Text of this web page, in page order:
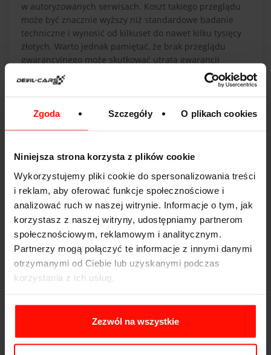
Zgoda Szczegóły O plikach cookies
Niniejsza strona korzysta z plików cookie
Wykorzystujemy pliki cookie do spersonalizowania treści
i reklam, aby oferować funkcje społecznościowe i
analizować ruch w naszej witrynie. Informacje o tym, jak
korzystasz z naszej witryny, udostępniamy partnerom
społecznościowym, reklamowym i analitycznym.
Partnerzy mogą połączyć te informacje z innymi danymi
otrzymanymi od Ciebie lub uzyskanymi podczas
korzystania z ich usług.
Zezwól na wszystkie
w autoryzowanych serwisach. Koszt takiego przeglądu
może być znacznie wyższy niż standardowe badanie
techniczne i wynosić od kilkuset do nawet kilku tysięcy
złotych. Warto jednak pamiętać, że brak przeglądu
gwarancyjnego może skutkować utratą gwarancji
producenta.
badania techniczne, ale także wymianę elementów
wykonywania dodatkowych przeglądów w ramach
określonego przebiegu pojazdu.
Podsumowanie
Koszt przeglądu samochodu zależy od rodzaju pojazdu
oraz obecności instalacji gazowej. Standardowa cena w
2025 roku dla samochodu osobowego wynosi 98 zł, a dla
pojazdów z instalacją gazową – 162 zł.
Regularne badania techniczne to nie tylko obowiązek,
przeprowadzać przegląd na czas i wybierać sprawdzone
stacje diagnostyczne.